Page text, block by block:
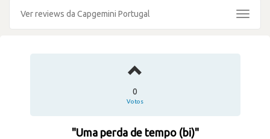
Ver reviews da Capgemini Portugal
Toggle
0
Votos
"Uma perda de tempo (bi)"